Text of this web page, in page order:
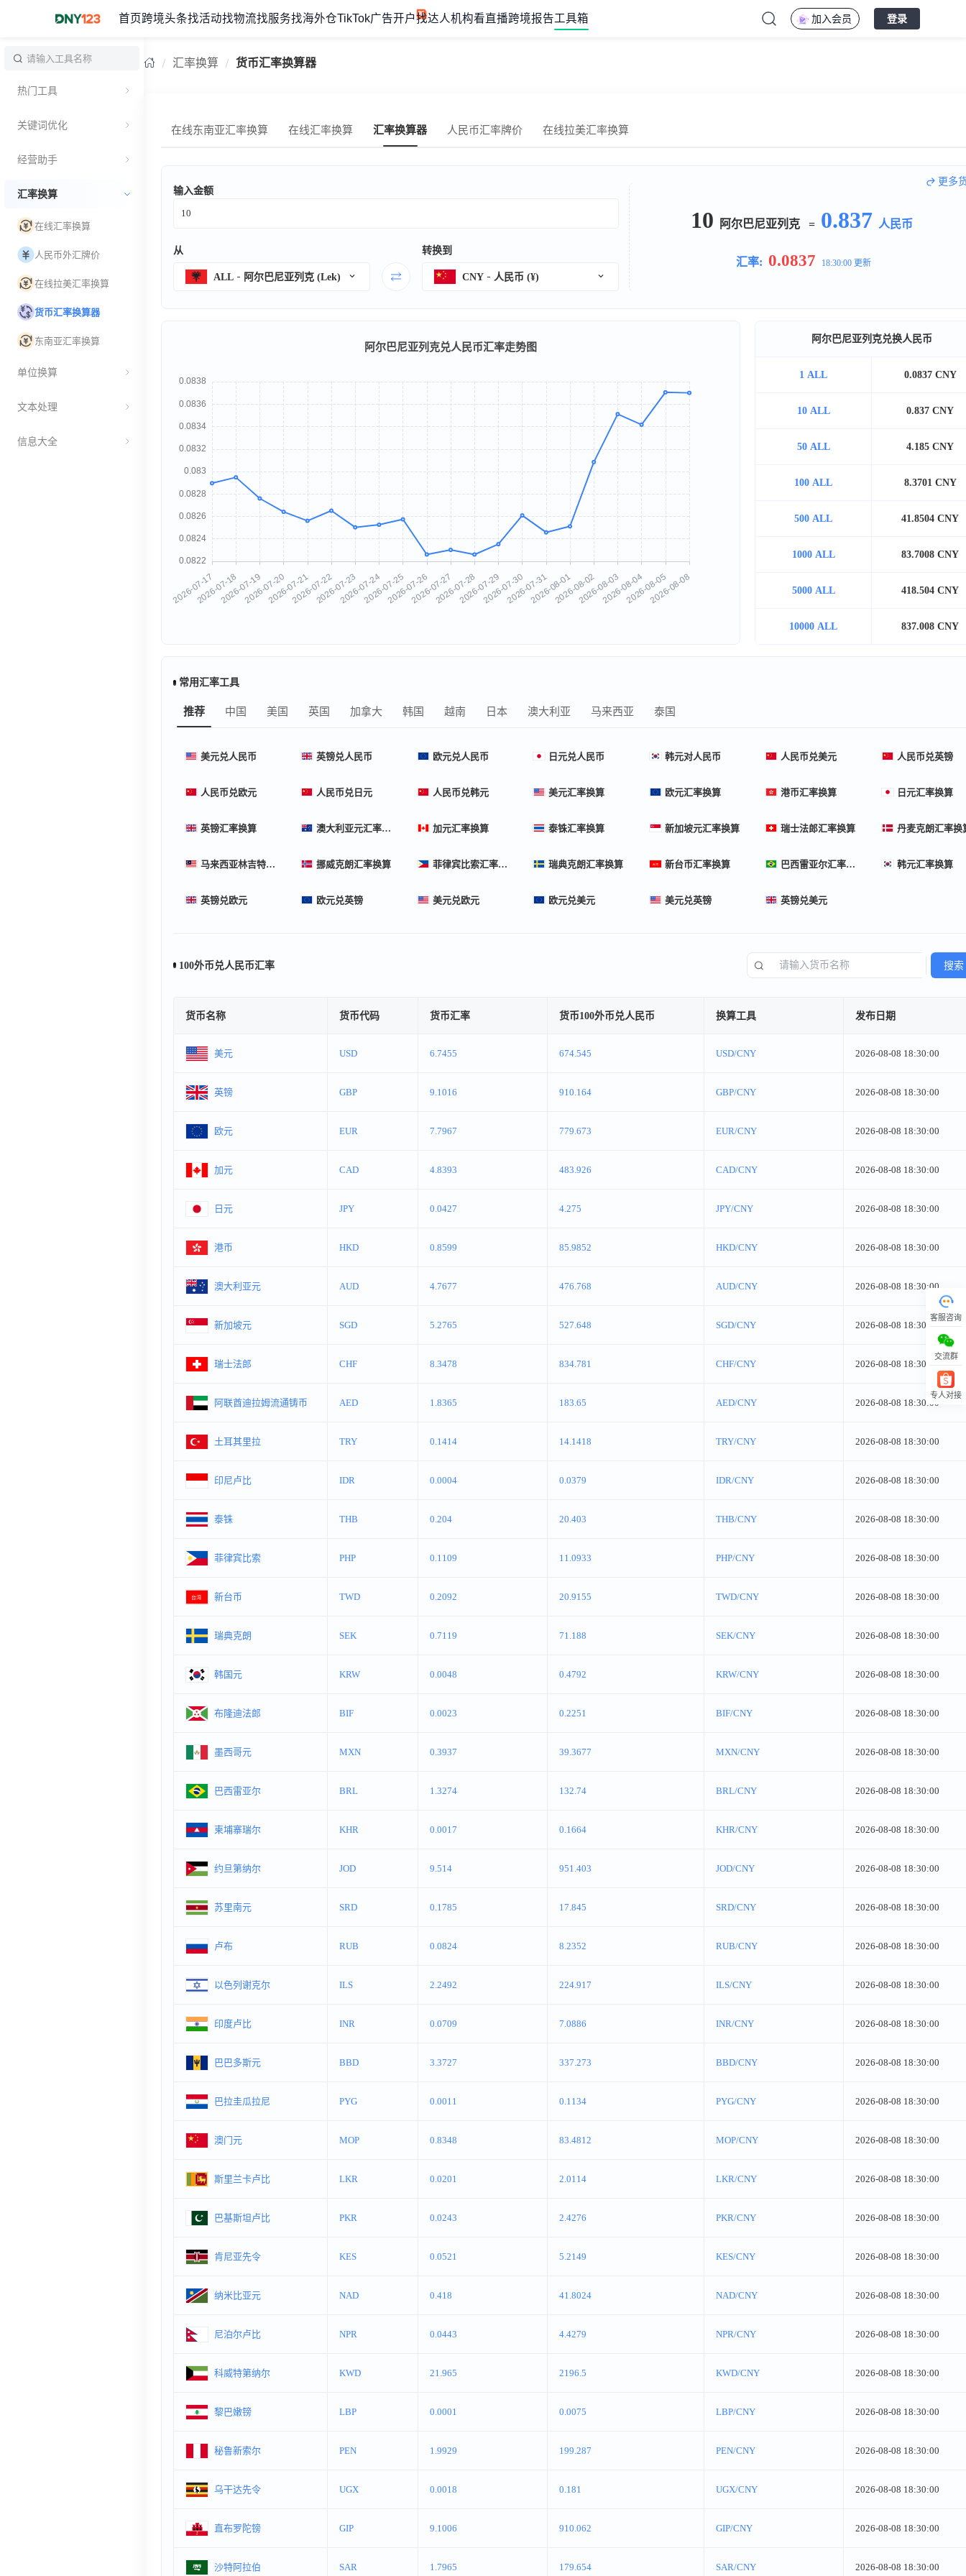
首页 跨境头条找活动找物流找服务找海外仓TikTok广告开户找达人机构看直播跨境报告工具箱 加入会员 登录
热门工具
关键词优化
经营助手
汇率换算
在线汇率换算
人民币外汇牌价
在线拉美汇率换算
货币汇率换算器
东南亚汇率换算
单位换算
文本处理
信息大全
汇率换算 货币汇率换算器
在线东南亚汇率换算 在线汇率换算 汇率换算器 人民币汇率牌价 在线拉美汇率换算
更多
输入金额
从
ALL 阿尔巴尼亚列克 (Lek)
转换到
CNY 人民币 (¥)
10 阿尔巴尼亚列克 = 0.837 人民币
汇率: 0.0837 18:30:00 更新
阿尔巴尼亚列克兑换人民币
1 ALL 0.0837 CNY
10 ALL 0.837 CNY
50 ALL 4.185 CNY
100 ALL 8.3701 CNY
500 ALL 41.8504 CNY
1000 ALL 83.7008 CNY
5000 ALL 418.504 CNY
10000 ALL 837.008 CNY
常用汇率工具
推荐 中国 美国 英国 加拿大 韩国 越南 日本 澳大利亚 马来西亚 泰国
美元兑人民币 英镑兑人民币 欧元兑人民币 日元兑人民币 韩元对人民币 人民币兑美元 人民币兑英镑
人民币兑欧元 人民币兑日元 人民币兑韩元 美元汇率换算 欧元汇率换算 港币汇率换算 日元汇率换算
英镑汇率换算 澳大利亚元汇率换算 加元汇率换算 泰铢汇率换算 新加坡元汇率换算 瑞士法郎汇率换算 丹麦克朗汇率换
马来西亚林吉特汇率换算 挪威克朗汇率换算 菲律宾比索汇率换算 瑞典克朗汇率换算 新台币汇率换算 巴西雷亚尔汇率换算 韩元汇率换算
英镑兑欧元 欧元兑英镑 美元兑欧元 欧元兑美元 美元兑英镑 英镑兑美元
100外币兑人民币汇率 搜索
货币名称 货币代码 货币汇率 货币100外币兑人民币 换算工具 发布日期
美元 USD 6.7455 674.545 USD/CNY 2026-08-08 18:30:00
英镑 GBP 9.1016 910.164 GBP/CNY 2026-08-08 18:30:00
欧元 EUR 7.7967 779.673 EUR/CNY 2026-08-08 18:30:00
加元 CAD 4.8393 483.926 CAD/CNY 2026-08-08 18:30:00
日元 JPY 0.0427 4.275 JPY/CNY 2026-08-08 18:30:00
港币 HKD 0.8599 85.9852 HKD/CNY 2026-08-08 18:30:00
澳大利亚元 AUD 4.7677 476.768 AUD/CNY 2026-08-08 18:30:00
新加坡元 SGD 5.2765 527.648 SGD/CNY 2026-08-08 18:30:00
瑞士法郎 CHF 8.3478 834.781 CHF/CNY 2026-08-08 18:30:00
阿联酋迪拉姆流通铸币 AED 1.8365 183.65 AED/CNY 2026-08-08 18:30:00
土耳其里拉 TRY 0.1414 14.1418 TRY/CNY 2026-08-08 18:30:00
印尼卢比 IDR 0.0004 0.0379 IDR/CNY 2026-08-08 18:30:00
泰铢 THB 0.204 20.403 THB/CNY 2026-08-08 18:30:00
菲律宾比索 PHP 0.1109 11.0933 PHP/CNY 2026-08-08 18:30:00
新台币 TWD 0.2092 20.9155 TWD/CNY 2026-08-08 18:30:00
瑞典克朗 SEK 0.7119 71.188 SEK/CNY 2026-08-08 18:30:00
韩国元 KRW 0.0048 0.4792 KRW/CNY 2026-08-08 18:30:00
布隆迪法郎 BIF 0.0023 0.2251 BIF/CNY 2026-08-08 18:30:00
墨西哥元 MXN 0.3937 39.3677 MXN/CNY 2026-08-08 18:30:00
巴西雷亚尔 BRL 1.3274 132.74 BRL/CNY 2026-08-08 18:30:00
柬埔寨瑞尔 KHR 0.0017 0.1664 KHR/CNY 2026-08-08 18:30:00
约旦第纳尔 JOD 9.514 951.403 JOD/CNY 2026-08-08 18:30:00
苏里南元 SRD 0.1785 17.845 SRD/CNY 2026-08-08 18:30:00
卢布 RUB 0.0824 8.2352 RUB/CNY 2026-08-08 18:30:00
以色列谢克尔 ILS 2.2492 224.917 ILS/CNY 2026-08-08 18:30:00
印度卢比 INR 0.0709 7.0886 INR/CNY 2026-08-08 18:30:00
巴巴多斯元 BBD 3.3727 337.273 BBD/CNY 2026-08-08 18:30:00
巴拉圭瓜拉尼 PYG 0.0011 0.1134 PYG/CNY 2026-08-08 18:30:00
澳门元 MOP 0.8348 83.4812 MOP/CNY 2026-08-08 18:30:00
斯里兰卡卢比 LKR 0.0201 2.0114 LKR/CNY 2026-08-08 18:30:00
巴基斯坦卢比 PKR 0.0243 2.4276 PKR/CNY 2026-08-08 18:30:00
肯尼亚先令 KES 0.0521 5.2149 KES/CNY 2026-08-08 18:30:00
纳米比亚元 NAD 0.418 41.8024 NAD/CNY 2026-08-08 18:30:00
尼泊尔卢比 NPR 0.0443 4.4279 NPR/CNY 2026-08-08 18:30:00
科威特第纳尔 KWD 21.965 2196.5 KWD/CNY 2026-08-08 18:30:00
黎巴嫩镑 LBP 0.0001 0.0075 LBP/CNY 2026-08-08 18:30:00
秘鲁新索尔 PEN 1.9929 199.287 PEN/CNY 2026-08-08 18:30:00
乌干达先令 UGX 0.0018 0.181 UGX/CNY 2026-08-08 18:30:00
直布罗陀镑 GIP 9.1006 910.062 GIP/CNY 2026-08-08 18:30:00
沙特阿拉伯 SAR 1.7965 179.654 SAR/CNY 2026-08-08 18:30:00
客服咨询
交流群
专人对接
回顶部